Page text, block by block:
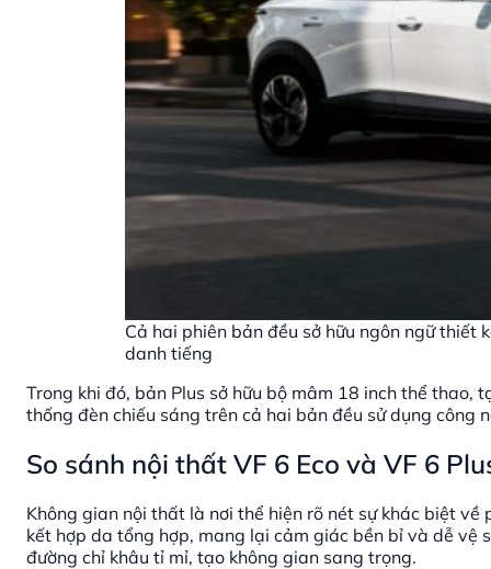
Cả hai phiên bản đều sở hữu ngôn ngữ thiết
danh tiếng
Trong khi đó, bản Plus sở hữu bộ mâm 18 inch thể thao,
thống đèn chiếu sáng trên cả hai bản đều sử dụng công
So sánh nội thất VF 6 Eco và VF 6
Không gian nội thất là nơi thể hiện rõ nét sự khác biệt
kết hợp da tổng hợp, mang lại cảm giác bền bỉ và dễ vệ
đường chỉ khâu tỉ mỉ, tạo không gian sang trọng.